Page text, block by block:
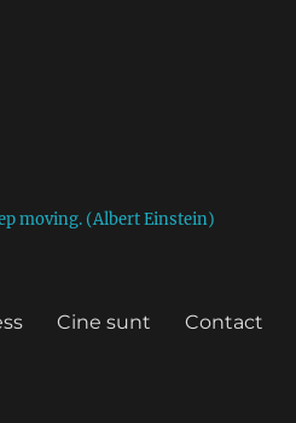
moving. (Albert Einstein)
Cine sunt Contact